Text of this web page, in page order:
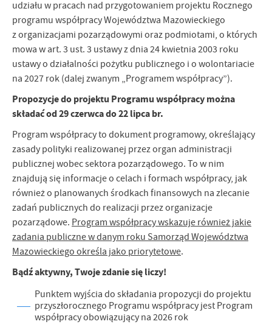
udziału w pracach nad przygotowaniem projektu Rocznego
programu współpracy Województwa Mazowieckiego
z organizacjami pozarządowymi oraz podmiotami, o których
mowa w art. 3 ust. 3 ustawy z dnia 24 kwietnia 2003 roku
ustawy o działalności pożytku publicznego i o wolontariacie
na 2027 rok (dalej zwanym „Programem współpracy”).
Propozycje do projektu Programu współpracy można
składać od 29 czerwca do 22 lipca br.
Program współpracy to dokument programowy, określający
zasady polityki realizowanej przez organ administracji
publicznej wobec sektora pozarządowego. To w nim
znajdują się informacje o celach i formach współpracy, jak
również o planowanych środkach finansowych na zlecanie
zadań publicznych do realizacji przez organizacje
pozarządowe. Program współpracy wskazuje również jakie
zadania publiczne w danym roku Samorząd Województwa
Mazowieckiego określa jako priorytetowe.
Bądź aktywny, Twoje zdanie się liczy!
Punktem wyjścia do składania propozycji do projektu
przyszłorocznego Programu współpracy jest Program
współpracy obowiązujący na 2026 rok
Firmy te działają w charakterze pośredników prezentujących nasze
treści w postaci wiadomości, ofert, komunikatów mediów
społecznościowych.